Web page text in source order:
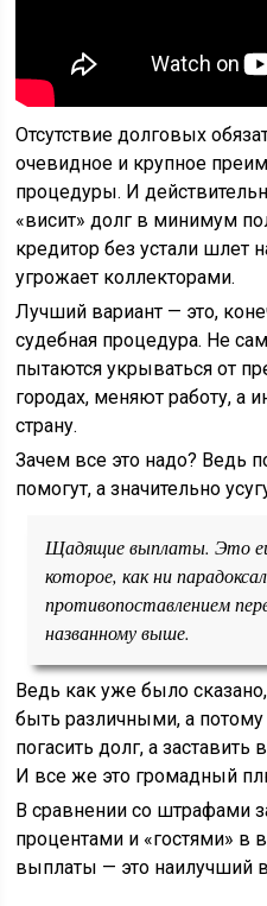
Отсутствие долговых
очевидное и крупное
процедуры. И
«висит» долг в минимум
кредитор без устали шлет
угрожает коллекторами.
Лучший вариант — это,
судебная процедура. Не
пытаются укрываться от
городах, меняют работу, а
страну.
Зачем все это надо? Ведь
помогут, а значительно
Щадящие выплаты. Это
которое, как ни
противопоставлением
названному выше.
Ведь как уже было
быть различными, а
погасить долг, а заставить
И все же это громадный
В сравнении со штрафами
процентами и «гостями» в
выплаты — это наилучший